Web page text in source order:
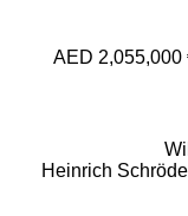
AED 2,055,000
Heinrich